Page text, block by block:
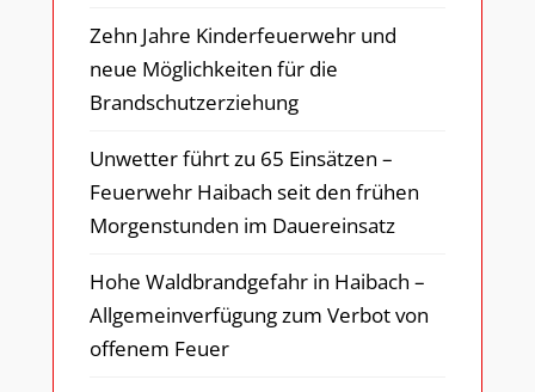
Zehn Jahre Kinderfeuerwehr und
neue Möglichkeiten für die
Brandschutzerziehung
Unwetter führt zu 65 Einsätzen –
Feuerwehr Haibach seit den frühen
Morgenstunden im Dauereinsatz
Hohe Waldbrandgefahr in Haibach –
Allgemeinverfügung zum Verbot von
offenem Feuer